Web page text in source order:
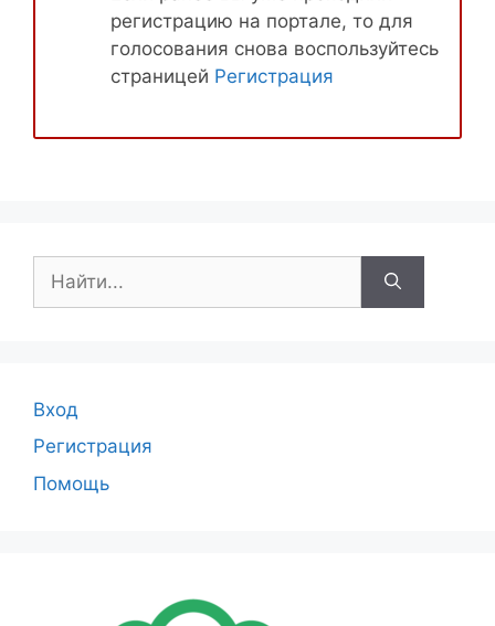
регистрацию на портале, то для
голосования снова воспользуйтесь
страницей Регистрация
Вход
Регистрация
Помощь